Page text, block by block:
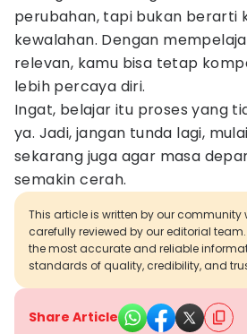
perubahan, tapi bukan berarti
kewalahan. Dengan
relevan, kamu bisa tetap
lebih percaya diri.
Ingat, belajar itu proses yang
ya. Jadi, jangan tunda lagi,
sekarang juga agar masa
semakin cerah.
This article is written by our community
carefully reviewed by our editorial
the most accurate and reliable
standards of quality, credibility, and
Share Article